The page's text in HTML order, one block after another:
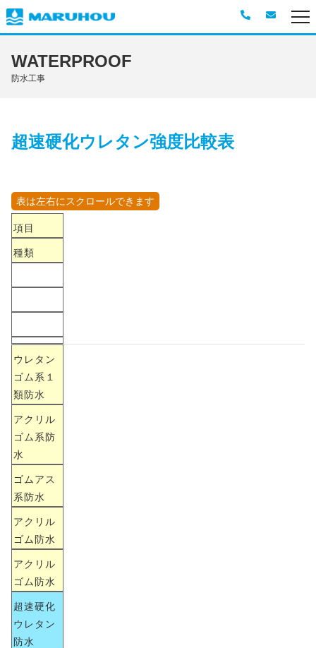
NEWS ニュース
RECRUIT
WATERPROOF
防水工事
超速硬化ウレタン強度比較表
項目
種類
ウレタン
ゴム系１
類防水
アクリル
ゴム系防
水
ゴムアス
系防水
アクリル
ゴム防水
アクリル
ゴム防水
超速硬化
ウレタン
防水